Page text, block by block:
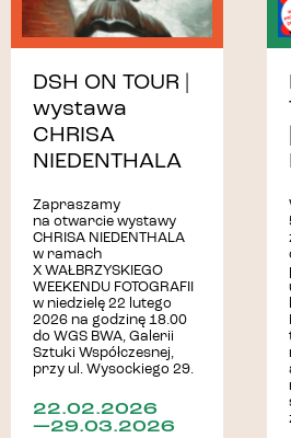
DSH ON TOUR |
wystawa
CHRISA
NIEDENTHALA
Zapraszamy
na otwarcie wystawy
CHRISA NIEDENTHALA
w ramach
X WAŁBRZYSKIEGO
WEEKENDU FOTOGRAFII
w niedzielę 22 lutego
2026 na godzinę 18.00
do WGS BWA, Galerii
Sztuki Współczesnej,
przy ul. Wysockiego 29.
22.02.2026
—29.03.2026